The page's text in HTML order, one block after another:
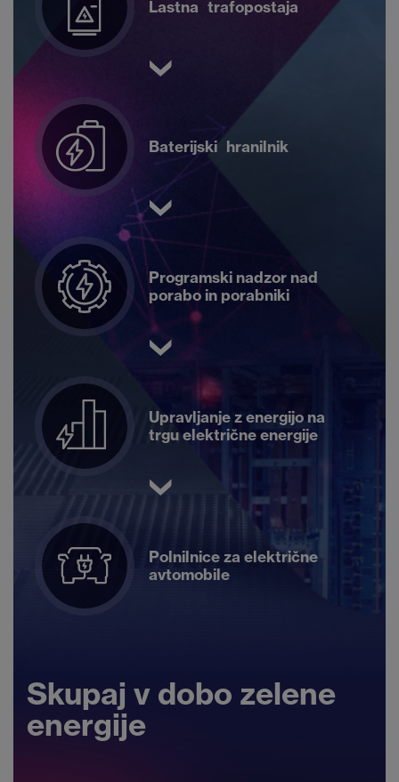
Lastna trafopostaja
Baterijski hranilnik
Programski nadzor nad
porabo in porabniki
Upravljanje z energijo na
trgu električne energije
Polnilnice za električne
avtomobile
Skupaj v dobo zelene
energije